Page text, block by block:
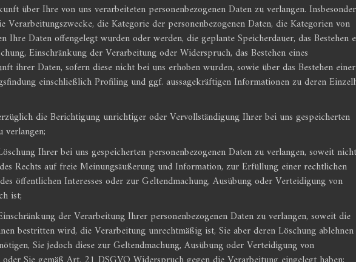
über Ihre von uns verarbeiteten personenbezogenen Daten zu verlangen.
Verarbeitungszwecke, die Kategorie der personenbezogenen Daten, die Kategorien von
Ihre Daten offengelegt wurden oder werden, die geplante Speicherdauer, das Bestehen
Einschränkung der Verarbeitung oder Widerspruch, das Bestehen eines
ihrer Daten, sofern diese nicht bei uns erhoben wurden, sowie über das Bestehen einer
einschließlich Profiling und ggf. aussagekräftigen Informationen zu deren
die Berichtigung unrichtiger oder Vervollständigung Ihrer bei uns gespeicherten
verlangen;
Ihrer bei uns gespeicherten personenbezogenen Daten zu verlangen, soweit
Rechts auf freie Meinungsäußerung und Information, zur Erfüllung einer rechtlichen
öffentlichen Interesses oder zur Geltendmachung, Ausübung oder Verteidigung von
ist;
der Verarbeitung Ihrer personenbezogenen Daten zu verlangen, soweit die
bestritten wird, die Verarbeitung unrechtmäßig ist, Sie aber deren Löschung
Sie jedoch diese zur Geltendmachung, Ausübung oder Verteidigung von